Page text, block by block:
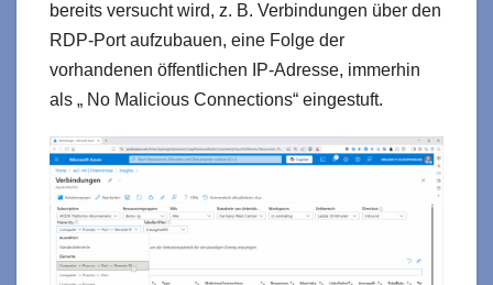
bereits versucht wird, z. B. Verbindungen über den
RDP-Port aufzubauen, eine Folge der
vorhandenen öffentlichen IP-Adresse, immerhin
als „ No Malicious Connections“ eingestuft.